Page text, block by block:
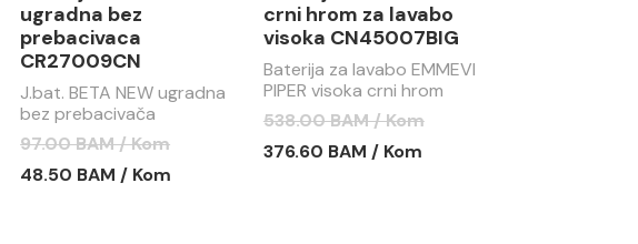
ugradna bez
prebacivaca
CR27009CN
J.bat. BETA NEW ugradna
bez prebacivača
CR27009CN
97.00 BAM / Kom
48.50 BAM / Kom
crni hrom za lavabo
visoka CN45007BIG
Baterija za lavabo EMMEVI
PIPER visoka crni hrom
538.00 BAM / Kom
376.60 BAM / Kom